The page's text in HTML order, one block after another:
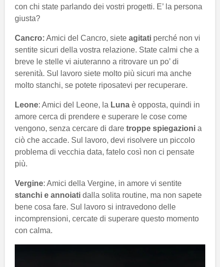
con chi state parlando dei vostri progetti. E’ la persona
giusta?
Cancro: Amici del Cancro, siete agitati perché non vi
sentite sicuri della vostra relazione. State calmi che a
breve le stelle vi aiuteranno a ritrovare un po’ di
serenità. Sul lavoro siete molto più sicuri ma anche
molto stanchi, se potete riposatevi per recuperare.
Leone: Amici del Leone, la Luna è opposta, quindi in
amore cerca di prendere e superare le cose come
vengono, senza cercare di dare troppe spiegazioni a
ciò che accade. Sul lavoro, devi risolvere un piccolo
problema di vecchia data, fatelo così non ci pensate
più.
Vergine: Amici della Vergine, in amore vi sentite
stanchi e annoiati dalla solita routine, ma non sapete
bene cosa fare. Sul lavoro si intravedono delle
incomprensioni, cercate di superare questo momento
con calma.